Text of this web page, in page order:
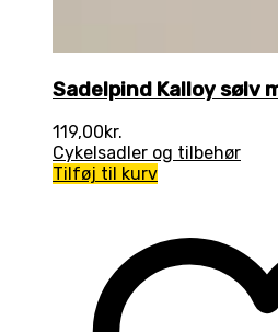
Sadelpind Kalloy sølv
119,00kr.
Cykelsadler og tilbehør
Tilføj til kurv